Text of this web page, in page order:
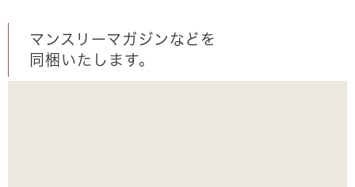
マンスリーマガジンなどを
同梱いたします。